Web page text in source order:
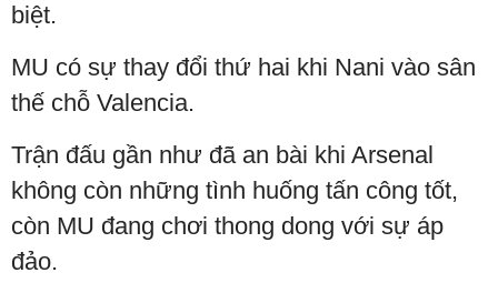
biệt.
MU có sự thay đổi thứ hai khi Nani vào sân
thế chỗ Valencia.
Trận đấu gần như đã an bài khi Arsenal
không còn những tình huống tấn công tốt,
còn MU đang chơi thong dong với sự áp
đảo.